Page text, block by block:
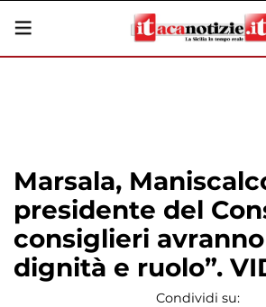
Marsala,
presidente del
consiglieri
dignità e ruolo”.
Condividi su: